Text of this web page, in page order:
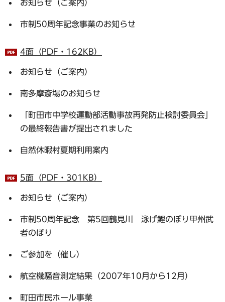
お知らせ（ご案内）
市制50周年記念事業のお知らせ
4面（PDF・162KB）
お知らせ（ご案内）
南多摩斎場のお知らせ
「町田市中学校運動部活動事故再発防止検討委員会」
の最終報告書が提出されました
自然休暇村夏期利用案内
5面（PDF・301KB）
お知らせ（ご案内）
市制50周年記念 第5回鶴見川 泳げ鯉のぼり甲州武
者のぼり
ご参加を（催し）
航空機騒音測定結果（2007年10月から12月）
町田市民ホール事業